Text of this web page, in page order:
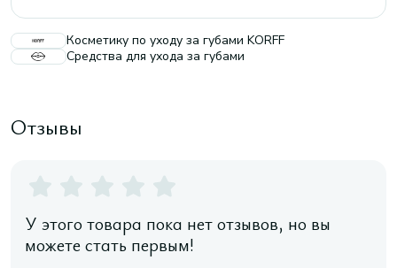
Косметику по уходу за губами KORFF
Средства для ухода за губами
Отзывы
У этого товара пока нет отзывов, но вы
можете стать первым!